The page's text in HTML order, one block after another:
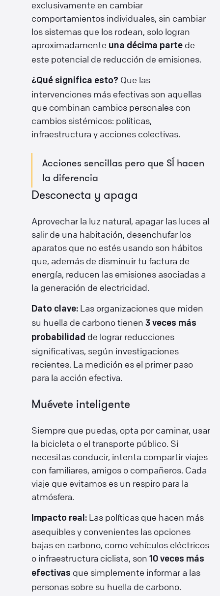
exclusivamente en cambiar
comportamientos individuales, sin cambiar
los sistemas que los rodean, solo logran
aproximadamente una décima parte de
este potencial de reducción de emisiones.
¿Qué significa esto? Que las
intervenciones más efectivas son aquellas
que combinan cambios personales con
cambios sistémicos: políticas,
infraestructura y acciones colectivas.
Acciones sencillas pero que SÍ hacen
la diferencia
Desconecta y apaga
Aprovechar la luz natural, apagar las luces al
salir de una habitación, desenchufar los
aparatos que no estés usando son hábitos
que, además de disminuir tu factura de
energía, reducen las emisiones asociadas a
la generación de electricidad.
Dato clave: Las organizaciones que miden
su huella de carbono tienen 3 veces más
probabilidad de lograr reducciones
significativas, según investigaciones
recientes. La medición es el primer paso
para la acción efectiva.
Muévete inteligente
Siempre que puedas, opta por caminar, usar
la bicicleta o el transporte público. Si
necesitas conducir, intenta compartir viajes
con familiares, amigos o compañeros. Cada
viaje que evitamos es un respiro para la
atmósfera.
Impacto real: Las políticas que hacen más
asequibles y convenientes las opciones
bajas en carbono, como vehículos eléctricos
o infraestructura ciclista, son 10 veces más
efectivas que simplemente informar a las
personas sobre su huella de carbono.